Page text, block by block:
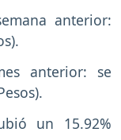
anterior:
anterior: se
un 15.92%